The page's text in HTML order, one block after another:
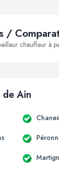
/
chauffeur à
de Ain